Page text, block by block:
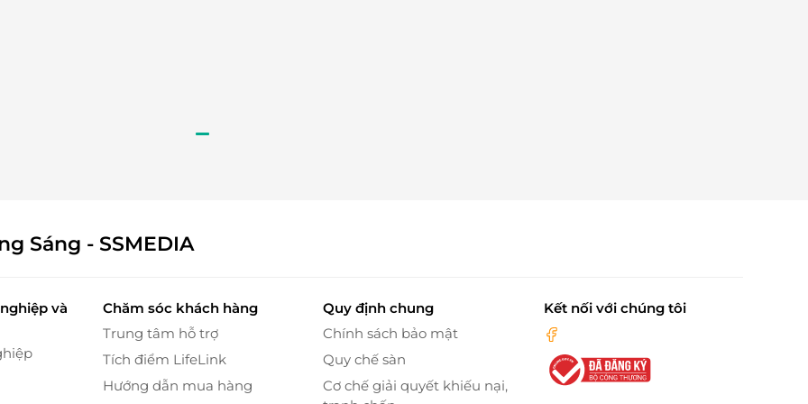
đồ của spa
và đau vùng cổ vai gáy
người.
Sáng - SSMEDIA
và
Chăm sóc khách hàng
Trung tâm hỗ trợ
Tích điểm LifeLink
Hướng dẫn mua hàng
Quy định chung
Chính sách bảo mật
Quy chế sàn
Cơ chế giải quyết khiếu nại,
Kết nối với chúng tôi